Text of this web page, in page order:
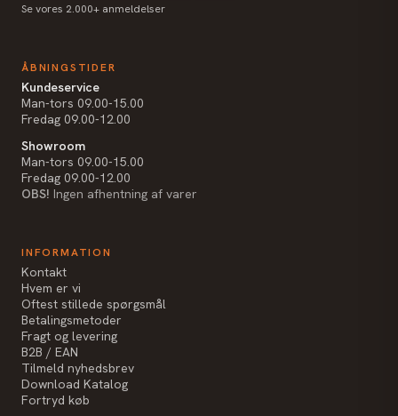
Se vores 2.000+ anmeldelser
ÅBNINGSTIDER
Kundeservice
Man-tors 09.00-15.00
Fredag 09.00-12.00
Showroom
Man-tors 09.00-15.00
Fredag 09.00-12.00
OBS! Ingen afhentning af varer
INFORMATION
Kontakt
Hvem er vi
Oftest stillede spørgsmål
Betalingsmetoder
Fragt og levering
B2B / EAN
Tilmeld nyhedsbrev
Download Katalog
Fortryd køb